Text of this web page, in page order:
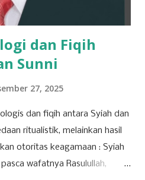
Baginya, kegagalan...
dan Fiqih
Sunni
27, 2025
dan fiqih antara Syiah dan
ritualistik, melainkan hasil
otoritas keagamaan : Syiah
wafatnya Rasulullah,